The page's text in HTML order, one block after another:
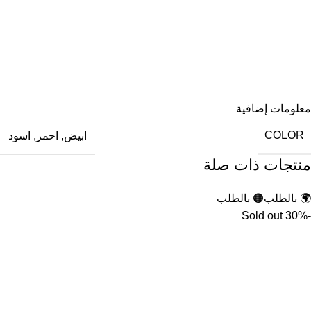
معلومات إضافية
COLOR ابيض, احمر , اسود
منتجات ذات صلة
🌍 بالطلب🟠 بالطلب
-30%
Sold out